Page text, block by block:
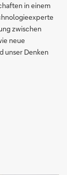
in einem
zwischen
neue
unser Denken